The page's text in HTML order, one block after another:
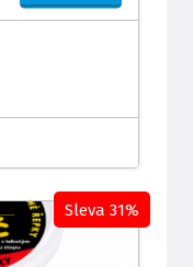
Sleva 31%